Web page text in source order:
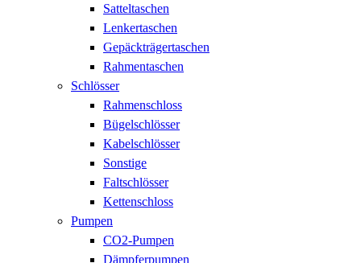
Satteltaschen
Lenkertaschen
Gepäckträgertaschen
Rahmentaschen
Schlösser
Rahmenschloss
Bügelschlösser
Kabelschlösser
Sonstige
Faltschlösser
Kettenschloss
Pumpen
CO2-Pumpen
Dämpferpumpen